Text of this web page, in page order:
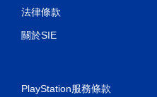
法律條款
關於SIE
PlayStation服務條款